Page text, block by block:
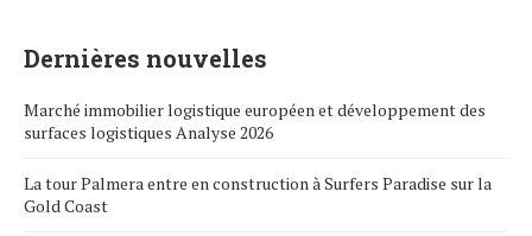
Dernières nouvelles
Marché immobilier logistique européen et développement des
surfaces logistiques Analyse 2026
La tour Palmera entre en construction à Surfers Paradise sur la
Gold Coast